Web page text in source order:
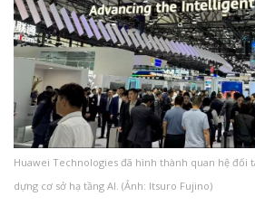
Huawei Technologies đã hình thành quan hệ đối
dựng cơ sở hạ tầng AI. (Ảnh: Itsuro Fujino)